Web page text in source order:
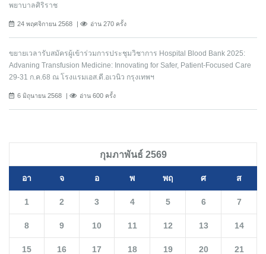
พยาบาลศิริราช
24 พฤศจิกายน 2568 อ่าน 270 ครั้ง
ขยายเวลารับสมัครผู้เข้าร่วมการประชุมวิชาการ Hospital Blood Bank 2025:
Advaning Transfusion Medicine: Innovating for Safer, Patient-Focused Care
29-31 ก.ค.68 ณ โรงแรมเอส.ดี.อเวนิว กรุงเทพฯ
6 มิถุนายน 2568 อ่าน 600 ครั้ง
กุมภาพันธ์ 2569
อา จ อ พ พฤ ศ ส
1 2 3 4 5 6 7
8 9 10 11 12 13 14
15 16 17 18 19 20 21